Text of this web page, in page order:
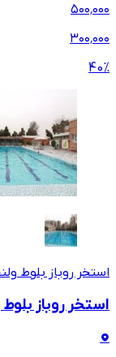
۵۰۰٬۰۰۰
۳۰۰٬۰۰۰
40%
استخر روباز بلوط
استخر روباز بلوط